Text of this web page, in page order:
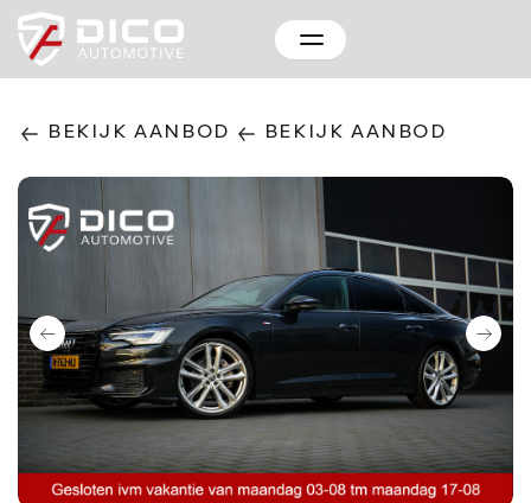
BEKIJK AANBOD BEKIJK AANBOD